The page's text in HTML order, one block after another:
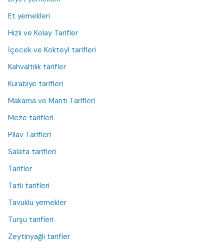
Et yemekleri
Hızlı ve Kolay Tarifler
İçecek ve Kokteyl tarifleri
Kahvaltılık tarifler
Kurabiye tarifleri
Makarna ve Mantı Tarifleri
Meze tarifleri
Pilav Tarifleri
Salata tarifleri
Tarifler
Tatlı tarifleri
Tavuklu yemekler
Turşu tarifleri
Zeytinyağlı tarifler